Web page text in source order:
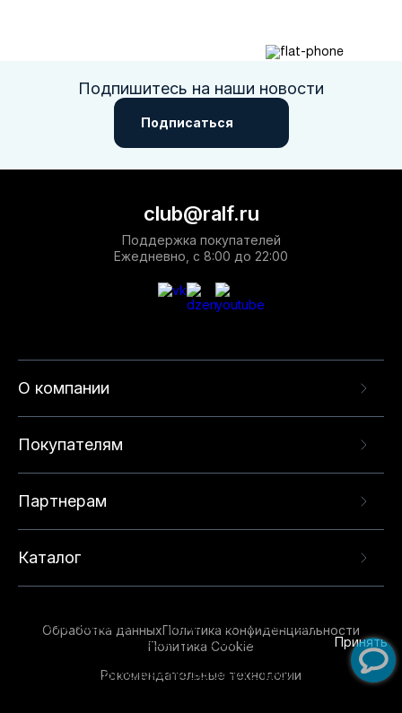
Подпишитесь на наши новости
Подписаться
О компании
Покупателям
Партнерам
Каталог
club@ralf.ru
Поддержка покупателей
Ежедневно, с 8:00 до 22:00
Обработка данныхПолитика конфиденциальности
Политика Cookie
Рекомендательные технологии
опыта на нашем сайте. Продолжая использовать
данный сайт, вы соглашаетесь с использованием
технологий. Для получения дополнительной
Принять